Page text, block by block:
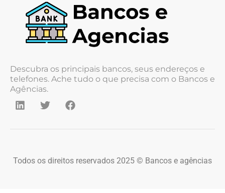
Descubra os principais bancos, seus endereços e
telefones. Ache tudo o que precisa com o Bancos e
Agências.
Todos os direitos reservados 2025 © Bancos e agências